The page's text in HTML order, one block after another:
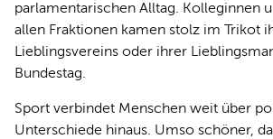
parlamentarischen Alltag. Kolleginnen
allen Fraktionen kamen stolz im Trikot
Lieblingsvereins oder ihrer
Bundestag.
Sport verbindet Menschen weit über
Unterschiede hinaus. Umso schöner,